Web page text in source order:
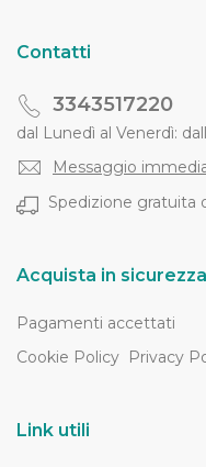
Contatti
3343517220
dal Lunedì al Venerdì:
Messaggio
Spedizione gratuita
Acquista in sicurezza
Pagamenti accettati
Cookie Policy Privacy
Link utili